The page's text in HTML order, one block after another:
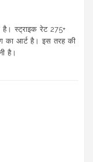
स्ट्राइक रेट 275+
का आर्ट है। इस तरह की
है।